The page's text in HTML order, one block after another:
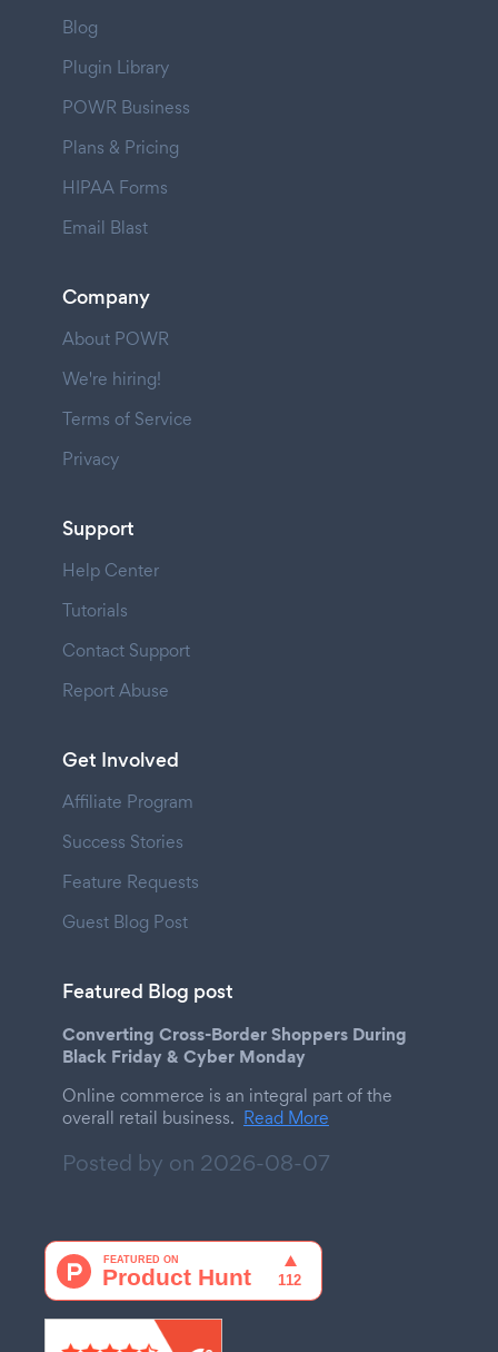
Blog
Plugin Library
POWR Business
Plans & Pricing
HIPAA Forms
Email Blast
Company
About POWR
We're hiring!
Terms of Service
Privacy
Support
Help Center
Tutorials
Contact Support
Report Abuse
Get Involved
Affiliate Program
Success Stories
Feature Requests
Guest Blog Post
Featured Blog post
Converting Cross-Border Shoppers During
Black Friday & Cyber Monday
Online commerce is an integral part of the
overall retail business. Read More
Posted by on 2026-08-07